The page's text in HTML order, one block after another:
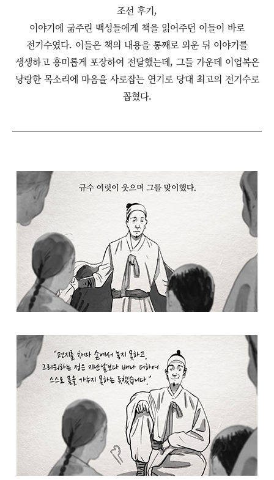
조선 후기,
이야기에 굶주린 백성들에게 책을 읽어주던 이들이 바로
전기수였다. 이들은 책의 내용을 통째로 외운 뒤 이야기를
생생하고 흥미롭게 포장하여 전달했는데, 그들 가운데 이업복은
낭랑한 목소리에 마음을 사로잡는 연기로 당대 최고의 전기수로
꼽혔다.